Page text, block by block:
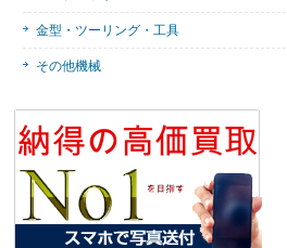
金型・ツーリング・工具
その他機械